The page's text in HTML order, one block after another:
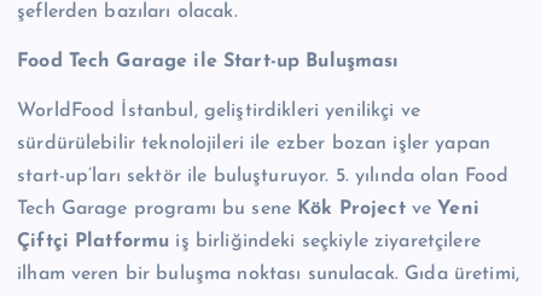
şeflerden bazıları olacak.
Food Tech Garage ile Start-up Buluşması
WorldFood İstanbul, geliştirdikleri yenilikçi ve
sürdürülebilir teknolojileri ile ezber bozan işler yapan
start-up’ları sektör ile buluşturuyor. 5. yılında olan Food
Tech Garage programı bu sene Kök Projectve Yeni
Çiftçi Platformu iş birliğindeki seçkiyle ziyaretçilere
ilham veren bir buluşma noktası sunulacak. Gıda üretimi,